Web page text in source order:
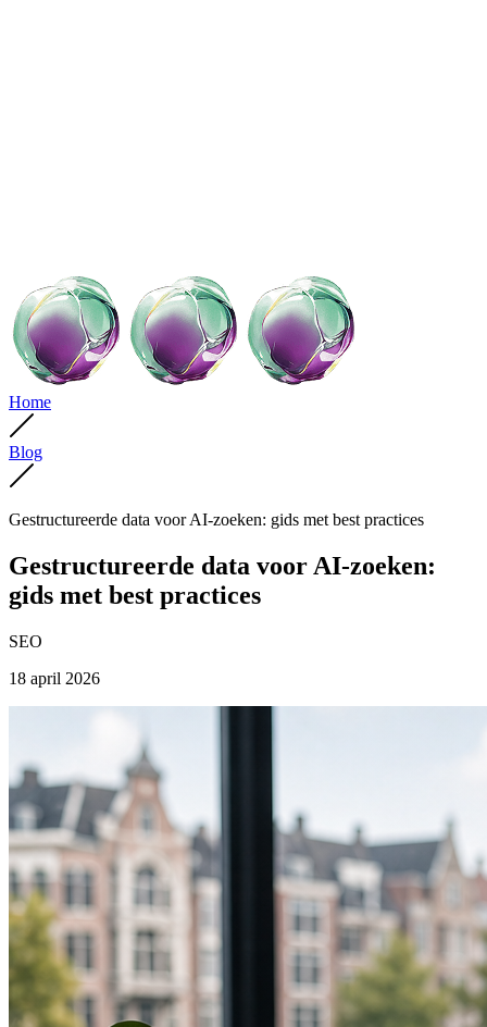
Home
Blog
Gestructureerde data voor AI-zoeken: gids met best practices
Gestructureerde data voor AI-zoeken:
gids met best practices
SEO
18 april 2026